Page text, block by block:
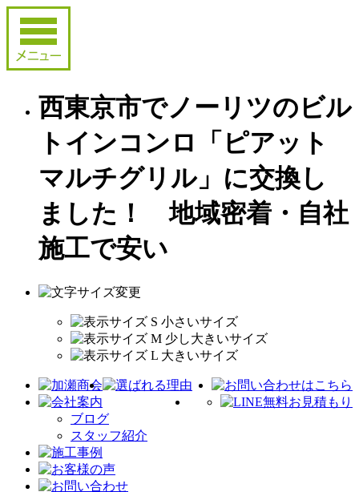
西東京市でノーリツのビル
トインコンロ「ピアット
マルチグリル」に交換し
ました！ 地域密着・自社
施工で安い
ブログ
スタッフ紹介